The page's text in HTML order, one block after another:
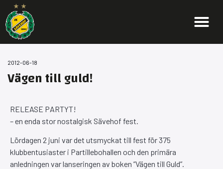
2012-06-18
Vägen till guld!
RELEASE PARTYT!
– en enda stor nostalgisk Sävehof fest.
Lördagen 2 juni var det utsmyckat till fest för 375
klubbentusiaster i Partillebohallen och den primära
anledningen var lanseringen av boken ”Vägen till Guld”.